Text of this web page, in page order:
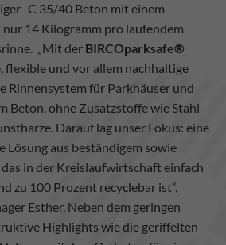
C 35/40 Beton mit einem
14 Kilogramm pro laufendem
„Mit der BIRCOparksafe®
flexible und vor allem nachhaltige
Rinnensystem für Parkhäuser und
Beton, ohne Zusatzstoffe wie Stahl-
Darauf lag unser Fokus: eine
Lösung aus beständigem sowie
in der Kreislaufwirtschaft einfach
zu 100 Prozent recyclebar ist“,
Esther. Neben dem geringen
Highlights wie die geriffelten